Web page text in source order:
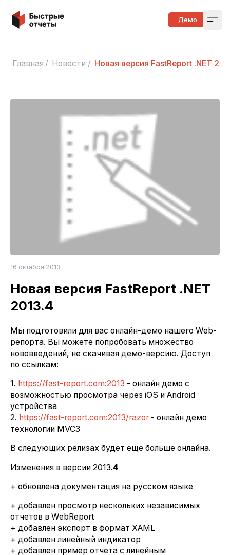
Быстрые отчеты Демо
Главная / Новости / Новая версия FastReport .NET
16 октября 2013
Новая версия FastReport .NET
2013.4
Мы подготовили для вас онлайн-демо нашего Web-
репорта. Вы можете попробовать множество
нововведений, не скачивая демо-версию. Доступ
по ссылкам:
1. https://fast-report.com:2013 - онлайн демо с
возможностью просмотра через iOS и Android
устройства
2. https://fast-report.com:2013/razor - онлайн демо
технологии MVC3
В следующих релизах будет еще больше онлайна.
Изменения в версии 2013.4
+ обновлена документация на русском языке
+ добавлен просмотр нескольких независимых
отчетов в WebReport
+ добавлен экспорт в формат XAML
+ добавлен линейный индикатор
+ добавлен пример отчета с линейным